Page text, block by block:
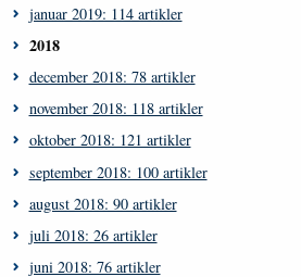
januar 2019: 114 artikler
2018
december 2018: 78 artikler
november 2018: 118 artikler
oktober 2018: 121 artikler
september 2018: 100 artikler
august 2018: 90 artikler
juli 2018: 26 artikler
juni 2018: 76 artikler